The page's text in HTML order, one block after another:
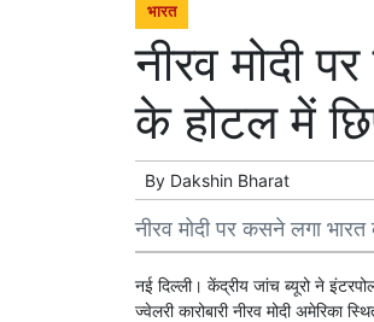
भारत
नीरव मोदी
के होटल में
By Dakshin Bharat
नीरव मोदी पर कसने लगा
नई दिल्ली। केंद्रीय जांच ब्यूरो ने
ज्वेलरी कारोबारी नीरव मोदी